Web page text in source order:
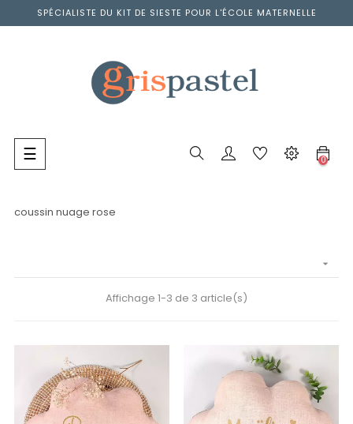
SPÉCIALISTE DU KIT DE SIESTE POUR L'ÉCOLE MATERNELLE
Basculer
la
☰ 0
coussin nuage rose

Affichage 1-3 de 3 article(s)